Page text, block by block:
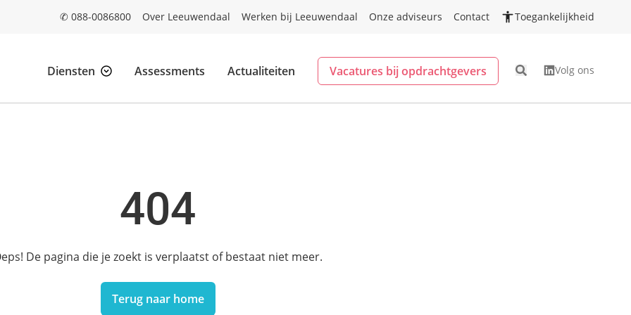
✆ 088-0086800 Over Leeuwendaal Werken bij Leeuwendaal Onze adviseurs Contact Toegankelijkheid
Diensten Assessments Actualiteiten Vacatures bij opdrachtgevers Volg ons
404
De pagina die je zoekt is verplaatst of bestaat niet meer.
Terug naar home